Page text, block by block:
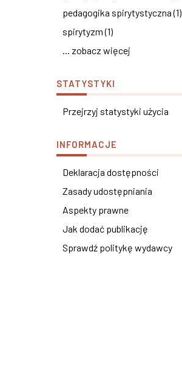
pedagogika spirytystyczna (1)
spirytyzm (1)
... zobacz więcej
STATYSTYKI
Przejrzyj statystyki użycia
INFORMACJE
Deklaracja dostępności
Zasady udostępniania
Aspekty prawne
Jak dodać publikację
Sprawdź politykę wydawcy